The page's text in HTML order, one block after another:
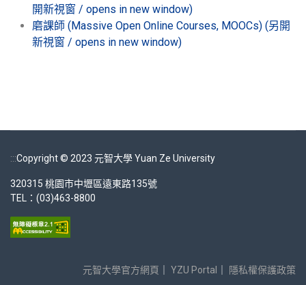
開新視窗 / opens in new window)
磨課師 (Massive Open Online Courses, MOOCs) (另開
新視窗 / opens in new window)
:::Copyright © 2023 元智大學 Yuan Ze University
320315 桃園市中壢區遠東路135號
TEL：(03)463-8800
元智大學官方網頁 YZU Portal 隱私權保護政策